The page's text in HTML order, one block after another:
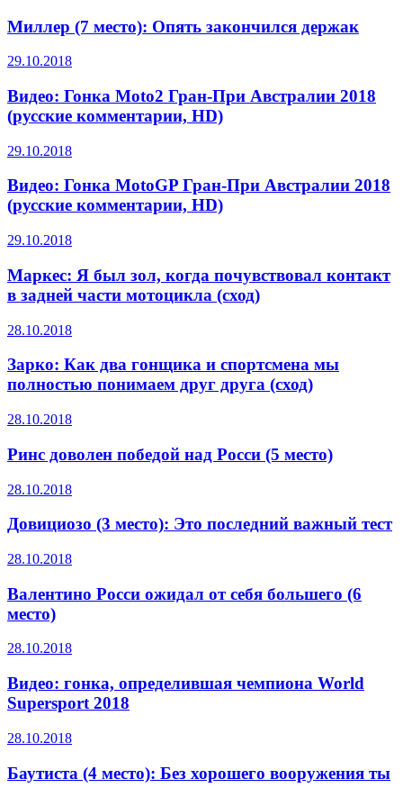
Миллер (7 место): Опять закончился держак
29.10.2018
Видео: Гонка Moto2 Гран-При Австралии 2018
(русские комментарии, HD)
29.10.2018
Видео: Гонка MotoGP Гран-При Австралии 2018
(русские комментарии, HD)
29.10.2018
Маркес: Я был зол, когда почувствовал контакт
в задней части мотоцикла (сход)
28.10.2018
Зарко: Как два гонщика и спортсмена мы
полностью понимаем друг друга (сход)
28.10.2018
Ринс доволен победой над Росси (5 место)
28.10.2018
Довициозо (3 место): Это последний важный тест
28.10.2018
Валентино Росси ожидал от себя большего (6
место)
28.10.2018
Видео: гонка, определившая чемпиона World
Supersport 2018
28.10.2018
Баутиста (4 место): Без хорошего вооружения ты